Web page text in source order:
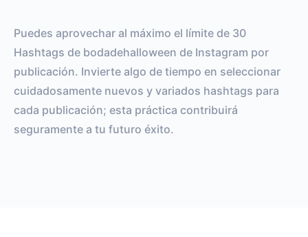
Puedes aprovechar al máximo el límite de 30
Hashtags de bodadehalloween de Instagram por
publicación. Invierte algo de tiempo en seleccionar
cuidadosamente nuevos y variados hashtags para
cada publicación; esta práctica contribuirá
seguramente a tu futuro éxito.